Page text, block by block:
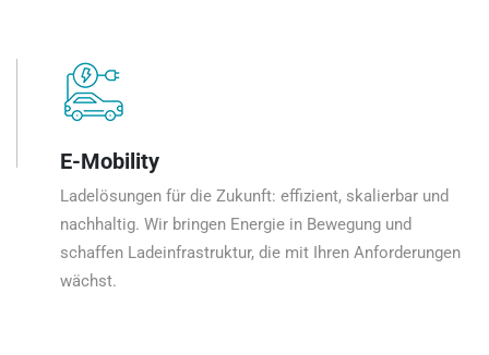
E-Mobility
Ladelösungen für die Zukunft: effizient, skalierbar und
nachhaltig. Wir bringen Energie in Bewegung und
schaffen Ladeinfrastruktur, die mit Ihren Anforderungen
wächst.